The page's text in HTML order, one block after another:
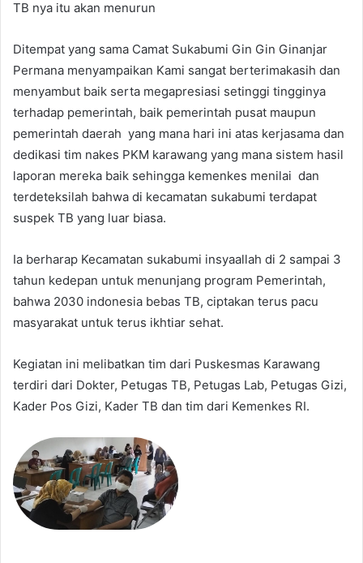
TB nya itu akan menurun
Ditempat yang sama Camat Sukabumi Gin Gin Ginanjar
Permana menyampaikan Kami sangat berterimakasih dan
menyambut baik serta megapresiasi setinggi tingginya
terhadap pemerintah, baik pemerintah pusat maupun
pemerintah daerah yang mana hari ini atas kerjasama dan
dedikasi tim nakes PKM karawang yang mana sistem hasil
laporan mereka baik sehingga kemenkes menilai dan
terdeteksilah bahwa di kecamatan sukabumi terdapat
suspek TB yang luar biasa.
Ia berharap Kecamatan sukabumi insyaallah di 2 sampai 3
tahun kedepan untuk menunjang program Pemerintah,
bahwa 2030 indonesia bebas TB, ciptakan terus pacu
masyarakat untuk terus ikhtiar sehat.
Kegiatan ini melibatkan tim dari Puskesmas Karawang
terdiri dari Dokter, Petugas TB, Petugas Lab, Petugas Gizi,
Kader Pos Gizi, Kader TB dan tim dari Kemenkes RI.